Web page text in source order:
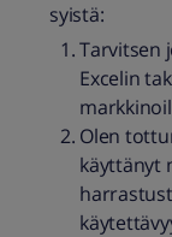
syistä:
Tarvitsen
Excelin
Olen
käyttänyt